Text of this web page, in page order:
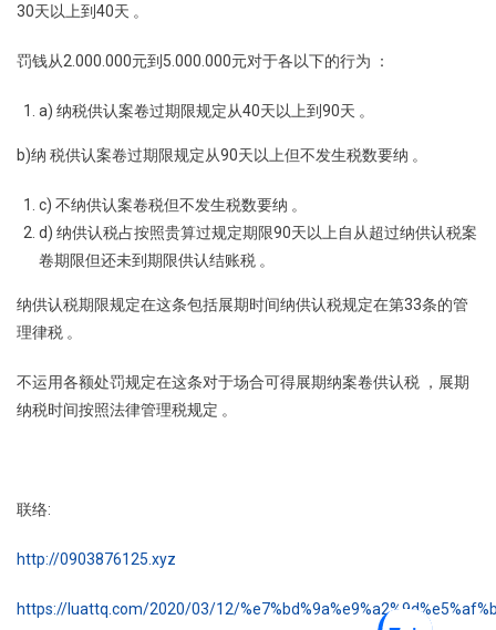
30天以上到40天 。
罚钱从2.000.000元到5.000.000元对于各以下的行为 ：
a) 纳税供认案卷过期限规定从40天以上到90天 。
b)纳 税供认案卷过期限规定从90天以上但不发生税数要纳 。
c) 不纳供认案卷税但不发生税数要纳 。
d) 纳供认税占按照贵算过规定期限90天以上自从超过纳供认税案
卷期限但还未到期限供认结账税 。
纳供认税期限规定在这条包括展期时间纳供认税规定在第33条的管
理律税 。
不运用各额处罚规定在这条对于场合可得展期纳案卷供认税 ，展期
纳税时间按照法律管理税规定 。
联络:
http://0903876125.xyz
https://luattq.com/2020/03/12/